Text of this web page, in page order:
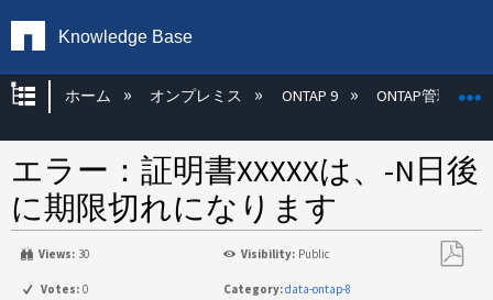
Knowledge Base
グローバル階層を展開/折りたたむ
ホーム オンプレミス ONTAP 9 ONTAP管理
エラー：証明書XXXXXは、-N日後
に期限切れになります
Views: 30 Visibility: Public
Votes: 0 Category:data-ontap-8